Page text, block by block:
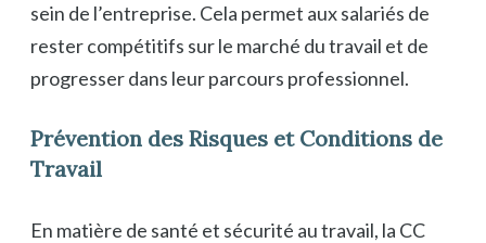
sein de l’entreprise. Cela permet aux salariés de
rester compétitifs sur le marché du travail et de
progresser dans leur parcours professionnel.
Prévention des Risques et Conditions de
Travail
En matière de santé et sécurité au travail, la CC